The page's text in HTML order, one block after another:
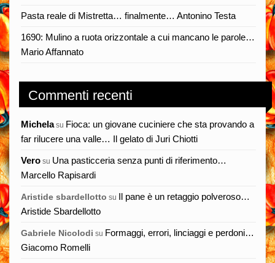
Pasta reale di Mistretta… finalmente… Antonino Testa
1690: Mulino a ruota orizzontale a cui mancano le parole…
Mario Affannato
Commenti recenti
Michelasu Fioca: un giovane cuciniere che sta provando a
far rilucere una valle… Il gelato di Juri Chiotti
Vero su Una pasticceria senza punti di riferimento…
Marcello Rapisardi
Aristide sbardellotto su Il pane è un retaggio polveroso…
Aristide Sbardellotto
Gabriele Nicolodi su Formaggi, errori, linciaggi e perdoni…
Giacomo Romelli